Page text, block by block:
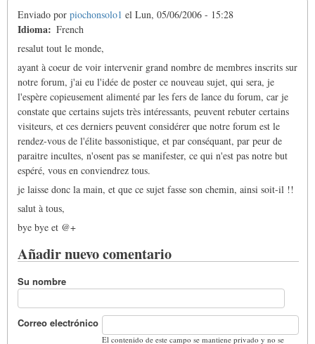
la
navegación
Enviado por piochonsolo1 el Lun, 05/06/2006 - 15:28
Idioma
French
resalut tout le monde,
ayant à coeur de voir intervenir grand nombre de membres inscrits sur
notre forum, j'ai eu l'idée de poster ce nouveau sujet, qui sera, je
l'espère copieusement alimenté par les fers de lance du forum, car je
constate que certains sujets très intéressants, peuvent rebuter certains
visiteurs, et ces derniers peuvent considérer que notre forum est le
rendez-vous de l'élite bassonistique, et par conséquant, par peur de
paraitre incultes, n'osent pas se manifester, ce qui n'est pas notre but
espéré, vous en conviendrez tous.
je laisse donc la main, et que ce sujet fasse son chemin, ainsi soit-il !!
salut à tous,
bye bye et @+
Añadir nuevo comentario
Su nombre
Correo electrónico
El contenido de este campo se mantiene privado y no se